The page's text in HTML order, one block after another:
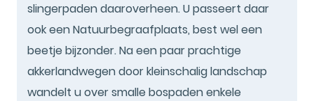
slingerpaden daaroverheen. U passeert daar
ook een Natuurbegraafplaats, best wel een
beetje bijzonder. Na een paar prachtige
akkerlandwegen door kleinschalig landschap
wandelt u over smalle bospaden enkele